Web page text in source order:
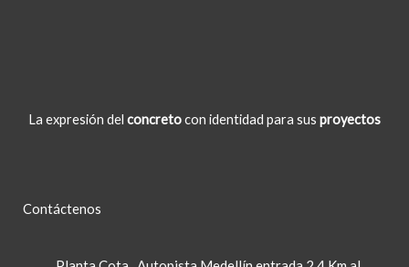
La expresión del concretocon identidad para sus proyectos
Contáctenos